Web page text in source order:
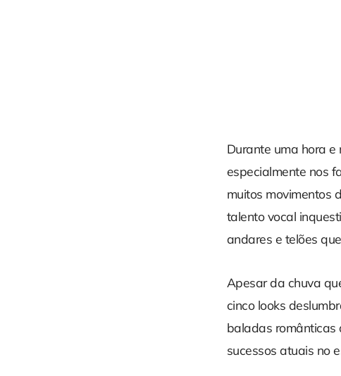
Durante uma hora
especialmente nos
muitos movimentos
talento vocal
andares e telões
Apesar da chuva
cinco looks
baladas românticas
sucessos atuais no